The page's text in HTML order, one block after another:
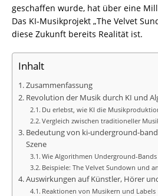
geschaffen wurde, hat über eine
Das KI-Musikprojekt „The Velvet
diese Zukunft bereits Realität ist.
Inhalt
Zusammenfassung
Revolution der Musik durch KI und
Du erlebst, wie KI die
Vergleich zwischen traditioneller
Bedeutung von ki-underground-
Szene
Wie Algorithmen Underground-
Beispiele: The Velvet Sundown und
Auswirkungen auf Künstler, Hörer
Reaktionen von Musikern und Labels